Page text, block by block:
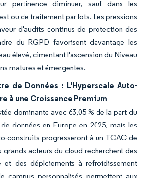
pertinence diminuer, sauf dans les
ou de traitement par lots. Les pressions
d'audits continus de protection des
du RGPD favorisent davantage les
élevé, cimentant l'ascension du Niveau
matures et émergentes.
de Données : L'Hyperscale Auto-
à une Croissance Premium
dominante avec 63,05 % de la part du
données en Europe en 2025, mais les
construits progresseront à un TCAC de
grands acteurs du cloud recherchent des
et des déploiements à refroidissement
campus personnalisés permettent aux